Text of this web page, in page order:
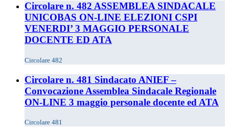
Circolare n. 482 ASSEMBLEA SINDACALE
UNICOBAS ON-LINE ELEZIONI CSPI
VENERDI’ 3 MAGGIO PERSONALE
DOCENTE ED ATA
Circolare 482
Circolare n. 481 Sindacato ANIEF –
Convocazione Assemblea Sindacale Regionale
ON-LINE 3 maggio personale docente ed ATA
Circolare 481